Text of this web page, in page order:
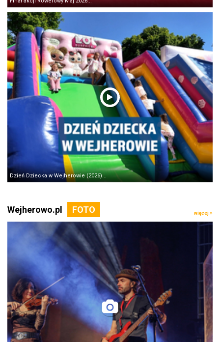
Dzień Dziecka w Wejherowie (2026)...
Wejherowo.pl więcej